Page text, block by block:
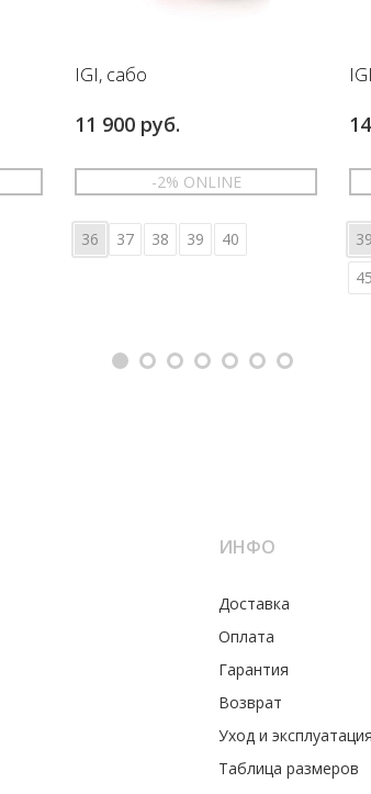
IGI, сабо
11 900 руб.
-2% ONLINE
36 37 38 39 40 39
45
ИНФО
Доставка
Оплата
Гарантия
Возврат
Уход и эксплуатация
Таблица размеров